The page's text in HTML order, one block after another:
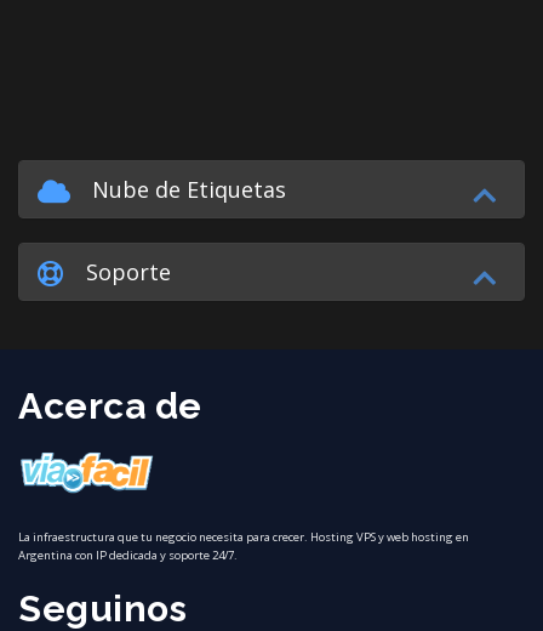
Nube de Etiquetas
Soporte
Acerca de
La infraestructura que tu negocio necesita para crecer. Hosting VPS y web hosting en
Argentina con IP dedicada y soporte 24/7.
Seguinos